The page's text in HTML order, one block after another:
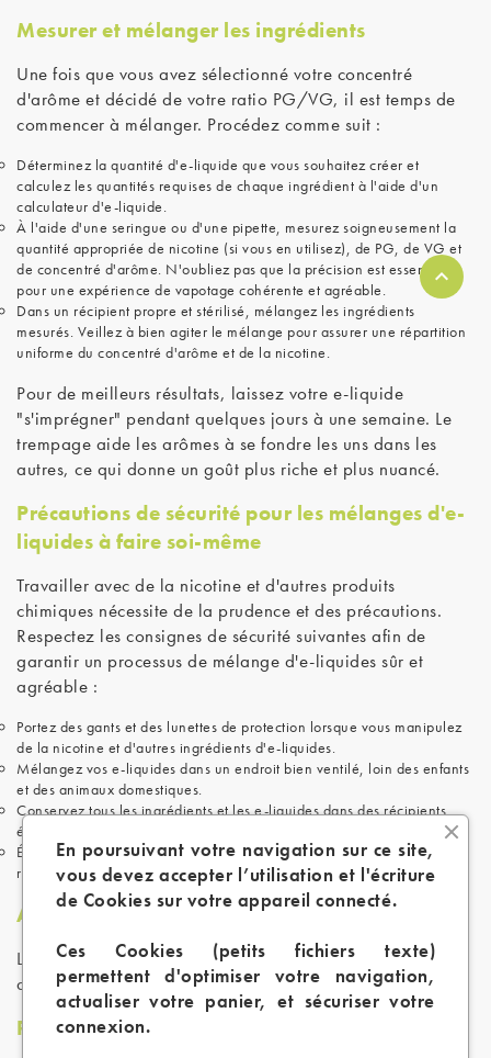
Mesurer et mélanger les ingrédients
Une fois que vous avez sélectionné votre concentré
d'arôme et décidé de votre ratio PG/VG, il est temps de
commencer à mélanger. Procédez comme suit :
Déterminez la quantité d'e-liquide que vous souhaitez créer et
calculez les quantités requises de chaque ingrédient à l'aide d'un
calculateur d'e-liquide.
À l'aide d'une seringue ou d'une pipette, mesurez soigneusement la
quantité appropriée de nicotine (si vous en utilisez), de PG, de VG et
de concentré d'arôme. N'oubliez pas que la précision est essentielle
pour une expérience de vapotage cohérente et agréable.
Dans un récipient propre et stérilisé, mélangez les ingrédients
mesurés. Veillez à bien agiter le mélange pour assurer une répartition
uniforme du concentré d'arôme et de la nicotine.
Pour de meilleurs résultats, laissez votre e-liquide
"s'imprégner" pendant quelques jours à une semaine. Le
trempage aide les arômes à se fondre les uns dans les
autres, ce qui donne un goût plus riche et plus nuancé.
Précautions de sécurité pour les mélanges d'e-
liquides à faire soi-même
Travailler avec de la nicotine et d'autres produits
chimiques nécessite de la prudence et des précautions.
Respectez les consignes de sécurité suivantes afin de
garantir un processus de mélange d'e-liquides sûr et
agréable :
Portez des gants et des lunettes de protection lorsque vous manipulez
de la nicotine et d'autres ingrédients d'e-liquides.
Mélangez vos e-liquides dans un endroit bien ventilé, loin des enfants
et des animaux domestiques.
Conservez tous les ingrédients et les e-liquides dans des récipients
étiquetés et à l'épreuve des enfants.
Éliminez les déchets de manière responsable et conformément aux
réglementations locales.
Avantages des e-liquides DIY Tabac
Les aromes de tabac concentré DIY présentent plusieurs
avantages comme :
Réduction des coûts
En poursuivant votre navigation sur ce site,
vous devez accepter l’utilisation et l'écriture
de Cookies sur votre appareil connecté.
Ces Cookies (petits fichiers texte)
permettent d'optimiser votre navigation,
actualiser votre panier, et sécuriser votre
connexion.